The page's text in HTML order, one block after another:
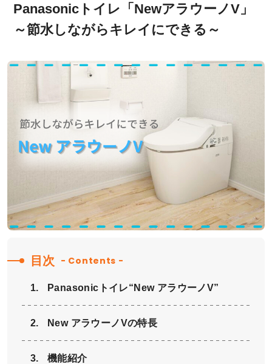
Panasonicトイレ「NewアラウーノV」
～節水しながらキレイにできる～
目次 - Contents -
Panasonicトイレ“New アラウーノV”
New アラウーノVの特長
機能紹介